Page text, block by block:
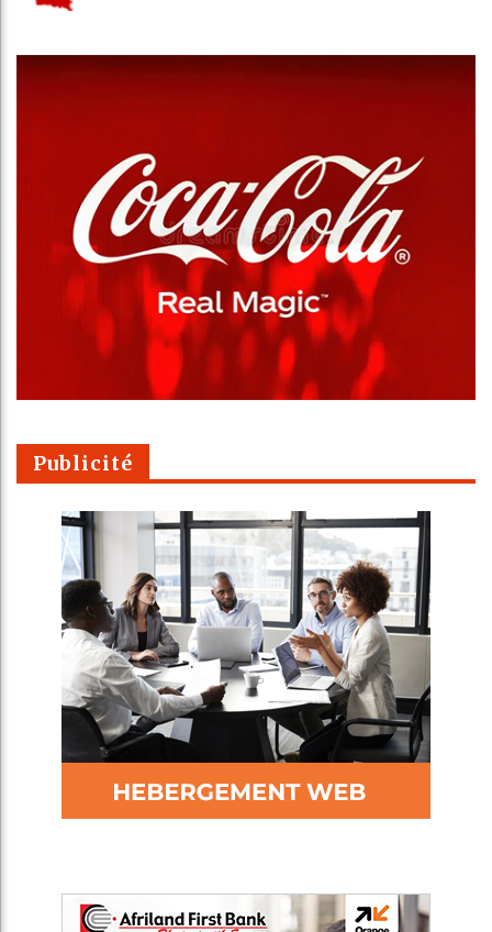
Publicité